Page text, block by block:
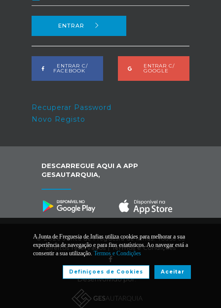
ENTRAR
ENTRAR C/
FACEBOOK
ENTRAR C/
GOOGLE
Recuperar Password
Novo Registo
DESCARREGUE AQUI A APP
GESAUTARQUIA,
© 2026 Junta de Freguesia de Infias. Todos os
direitos reservados |Termos e Condições
Desenvolvido por:
A Junta de Freguesia de Infias utiliza cookies para melhorar a sua
experiência de navegação e para fins estatísticos. Ao navegar está a
consentir a sua utilização. Termos e Condições
Aceitar
Definiçoes de Cookies